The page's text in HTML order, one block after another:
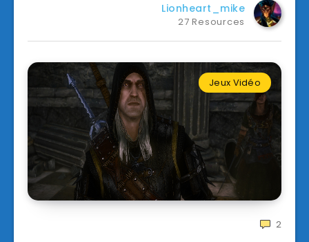
Lionheart_mike
27 Resources
Jeux Vidéo
2